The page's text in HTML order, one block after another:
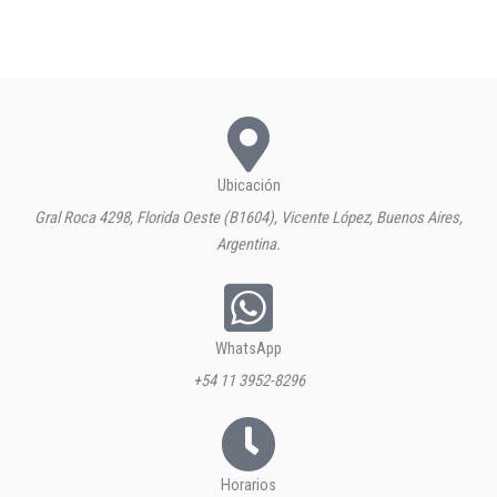
Ubicación
Gral Roca 4298, Florida Oeste (B1604), Vicente López, Buenos Aires,
Argentina.
WhatsApp
+54 11 3952-8296
Horarios